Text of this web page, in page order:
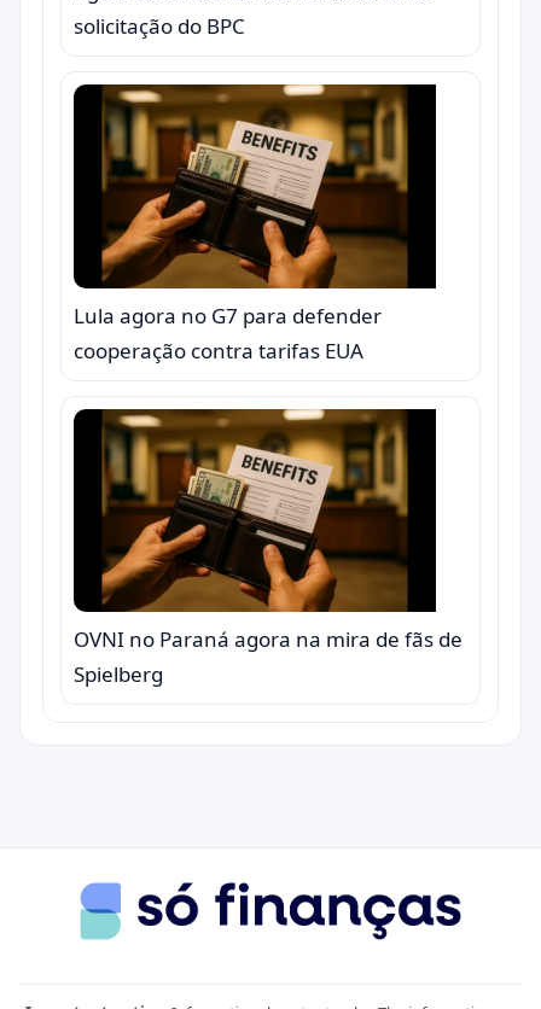
solicitação do BPC
Lula agora no G7 para defender
cooperação contra tarifas EUA
OVNI no Paraná agora na mira de fãs de
Spielberg